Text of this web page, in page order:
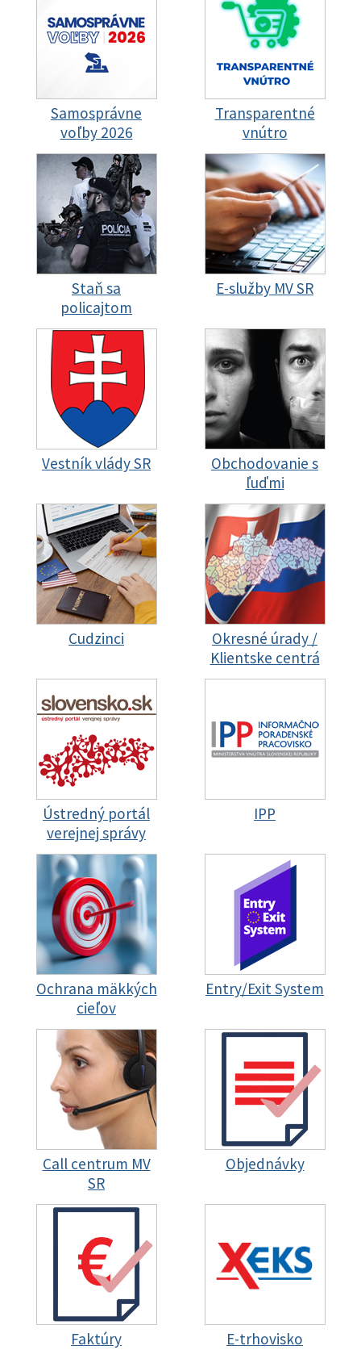
Samosprávne
voľby 2026
Transparentné
vnútro
Staň sa
policajtom
E-služby MV SR
Vestník vlády SR
Obchodovanie s
ľuďmi
Cudzinci
Okresné úrady /
Klientske centrá
Ústredný portál
verejnej správy
IPP
Ochrana mäkkých
cieľov
Entry/Exit System
Call centrum MV
SR
Objednávky
Faktúry E-trhovisko